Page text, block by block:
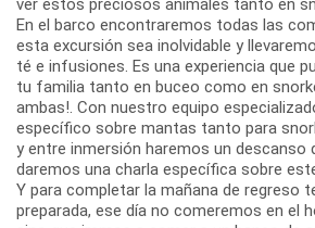
En el barco encontraremos todas las
esta excursión sea inolvidable y
té e infusiones. Es una experiencia que
tu familia tanto en buceo como en
ambas!. Con nuestro equipo
específico sobre mantas tanto para
y entre inmersión haremos un descanso
daremos una charla específica sobre
Y para completar la mañana de regreso
preparada, ese día no comeremos en el